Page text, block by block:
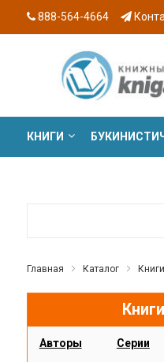
888-564-4664
КНИГИ
Главная Каталог Книги
Книги
Авторы Серии